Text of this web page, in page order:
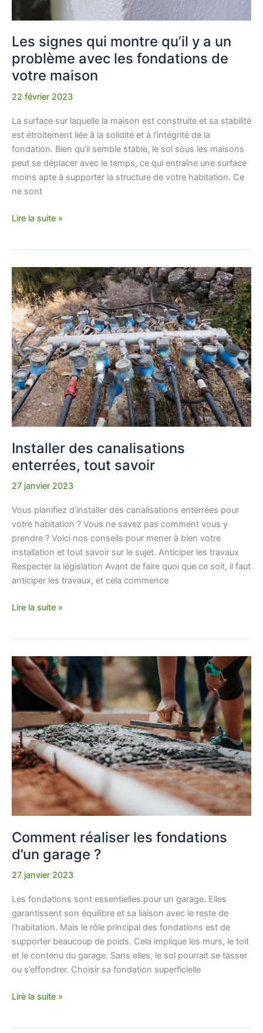
Les signes qui montre qu’il y a un
problème avec les fondations de
votre maison
22 février 2023
La surface sur laquelle la maison est construite et sa stabilité
est étroitement liée à la solidité et à l’intégrité de la
fondation. Bien qu’il semble stable, le sol sous les maisons
peut se déplacer avec le temps, ce qui entraîne une surface
moins apte à supporter la structure de votre habitation. Ce
ne sont
fondations
de
votre
maison
Lire la suite »
Installer des canalisations
enterrées, tout savoir
27 janvier 2023
Vous planifiez d’installer des canalisations enterrées pour
votre habitation ? Vous ne savez pas comment vous y
prendre ? Voici nos conseils pour mener à bien votre
installation et tout savoir sur le sujet. Anticiper les travaux
Respecter la législation Avant de faire quoi que ce soit, il faut
anticiper les travaux, et cela commence
Installer
des
canalisations
enterrées,
tout
savoir
Lire la suite »
Comment réaliser les fondations
d’un garage ?
27 janvier 2023
Les fondations sont essentielles pour un garage. Elles
garantissent son équilibre et sa liaison avec le reste de
l’habitation. Mais le rôle principal des fondations est de
supporter beaucoup de poids. Cela implique les murs, le toit
et le contenu du garage. Sans elles, le sol pourrait se tasser
ou s’effondrer. Choisir sa fondation superficielle
Comment
réaliser
les
fondations
garage
?
Lire la suite »